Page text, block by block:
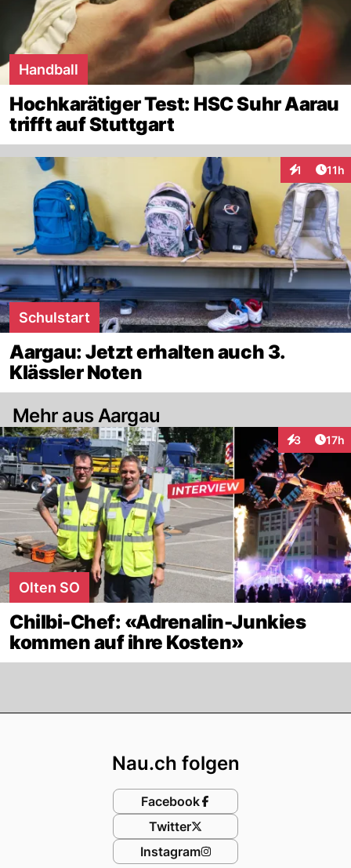
Handball
Hochkarätiger Test: HSC Suhr Aarau
trifft auf Stuttgart
1 11h
Schulstart
Aargau: Jetzt erhalten auch 3.
Klässler Noten
Mehr aus Aargau
3 17h
Olten SO
Chilbi-Chef: «Adrenalin-Junkies
kommen auf ihre Kosten»
Nau.ch folgen
Facebook
Twitter
Instagram